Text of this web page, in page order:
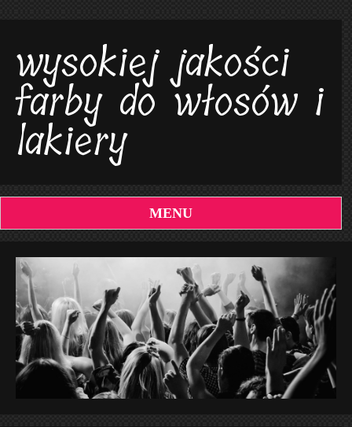
wysokiej jakości
farby do włosów i
lakiery
MENU